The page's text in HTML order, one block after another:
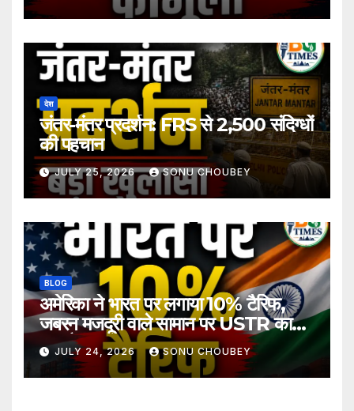
देश
जंतर-मंतर प्रदर्शन: FRS से 2,500 संदिग्धों
की पहचान
JULY 25, 2026 SONU CHOUBEY
BLOG
अमेरिका ने भारत पर लगाया 10% टैरिफ,
जबरन मजदूरी वाले सामान पर USTR का
बड़ा फैसला
JULY 24, 2026 SONU CHOUBEY